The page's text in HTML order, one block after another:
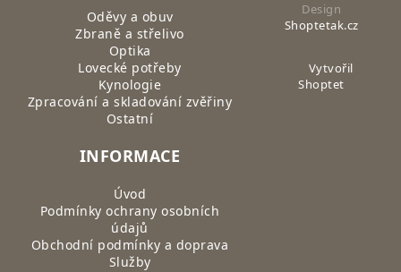
Oděvy a obuv
Zbraně a střelivo
Optika
Lovecké potřeby
Kynologie
Zpracování a skladování zvěřiny
Ostatní
INFORMACE
Úvod
Podmínky ochrany osobních
údajů
Obchodní podmínky a doprava
Služby
Design
Shoptetak.cz
Vytvořil
Shoptet